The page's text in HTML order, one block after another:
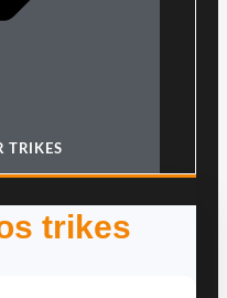
TRIKES
trikes